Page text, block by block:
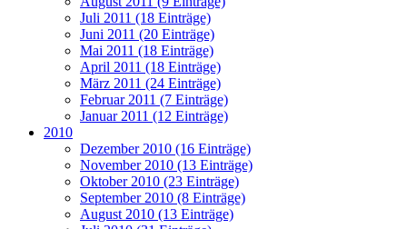
Juli 2011 (18 Einträge)
Juni 2011 (20 Einträge)
Mai 2011 (18 Einträge)
April 2011 (18 Einträge)
März 2011 (24 Einträge)
Februar 2011 (7 Einträge)
Januar 2011 (12 Einträge)
2010
Dezember 2010 (16 Einträge)
November 2010 (13 Einträge)
Oktober 2010 (23 Einträge)
September 2010 (8 Einträge)
August 2010 (13 Einträge)